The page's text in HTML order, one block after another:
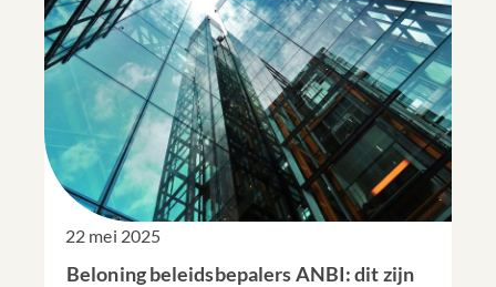
22 mei 2025
Beloning beleidsbepalers ANBI: dit zijn